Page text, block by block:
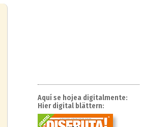
Aquí se hojea digitalmente:
Hier digital blättern: